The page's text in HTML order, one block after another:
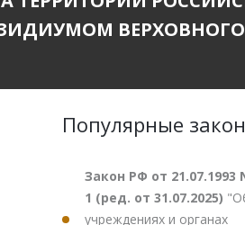
Популярные
Закон РФ от 21.07.1993
1 (ред. от 31.07.2025)
учреждениях и органах